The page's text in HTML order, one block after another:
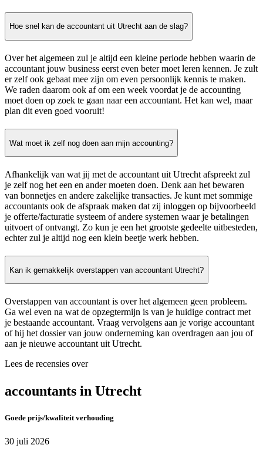
Hoe snel kan de accountant uit Utrecht aan de slag?
Over het algemeen zul je altijd een kleine periode hebben waarin de
accountant jouw business eerst even beter moet leren kennen. Je zult
er zelf ook gebaat mee zijn om even persoonlijk kennis te maken.
We raden daarom ook af om een week voordat je de accounting
moet doen op zoek te gaan naar een accountant. Het kan wel, maar
plan dit even goed vooruit!
Wat moet ik zelf nog doen aan mijn accounting?
Afhankelijk van wat jij met de accountant uit Utrecht afspreekt zul
je zelf nog het een en ander moeten doen. Denk aan het bewaren
van bonnetjes en andere zakelijke transacties. Je kunt met sommige
accountants ook de afspraak maken dat zij inloggen op bijvoorbeeld
je offerte/facturatie systeem of andere systemen waar je betalingen
uitvoert of ontvangt. Zo kun je een het grootste gedeelte uitbesteden,
echter zul je altijd nog een klein beetje werk hebben.
Kan ik gemakkelijk overstappen van accountant Utrecht?
Overstappen van accountant is over het algemeen geen probleem.
Ga wel even na wat de opzegtermijn is van je huidige contract met
je bestaande accountant. Vraag vervolgens aan je vorige accountant
of hij het dossier van jouw onderneming kan overdragen aan jou of
aan je nieuwe accountant uit Utrecht.
Lees de recensies over
accountants in Utrecht
Goede prijs/kwaliteit verhouding
30 juli 2026